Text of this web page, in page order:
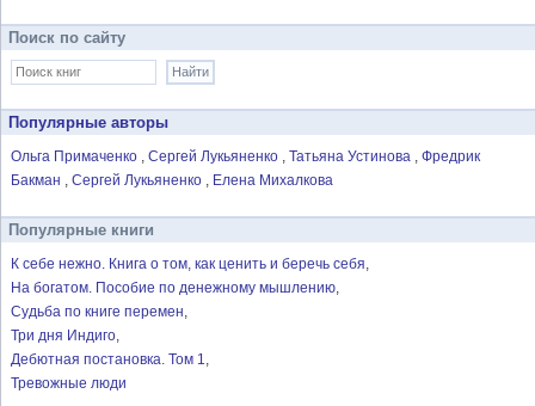
Поиск по сайту
Популярные авторы
Ольга Примаченко Сергей Лукьяненко Татьяна Устинова
Фредрик
Бакман
Сергей Лукьяненко Елена Михалкова
Популярные книги
К себе нежно. Книга о том, как ценить и беречь себя
На богатом. Пособие по денежному мышлению
Судьба по книге перемен
Три дня Индиго
Дебютная постановка. Том 1
Тревожные люди